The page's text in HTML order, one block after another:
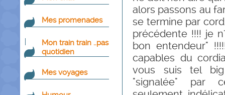
Mes promenades
Mon train train ..pas
quotidien
Mes voyages
alors passons au
se termine par
précédente !!!! je
bon entendeur"
capables du
vous suis tel
"signalée" par